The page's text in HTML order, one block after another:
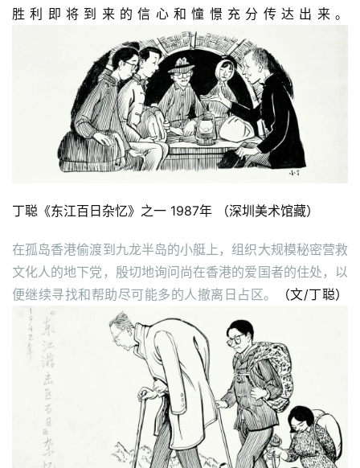
胜利即将到来的信心和憧憬充分传达出来。
丁聪《东江百日杂忆》之一 1987年 （深圳美术馆藏）
在孤岛香港偷渡到九龙半岛的小艇上，组织大规模秘密营救
文化人的地下党，殷切地询问尚在香港的爱国者的住处，以
便继续寻找和帮助尽可能多的人撤离日占区。
（文/丁聪）